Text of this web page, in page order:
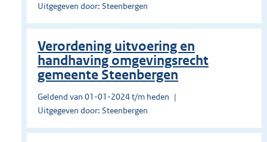
Uitgegeven door: Steenbergen
Verordening uitvoering en
handhaving omgevingsrecht
gemeente Steenbergen
Geldend van 01-01-2024 t/m heden
Uitgegeven door: Steenbergen